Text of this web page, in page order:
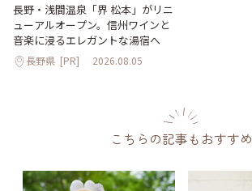
長野・浅間温泉「界 松本」がリニ
ューアルオープン。信州ワインと
音楽に浸るエレガントな湯宿へ
長野県 [PR] 2026.08.05
こちらの記事もおすすめ